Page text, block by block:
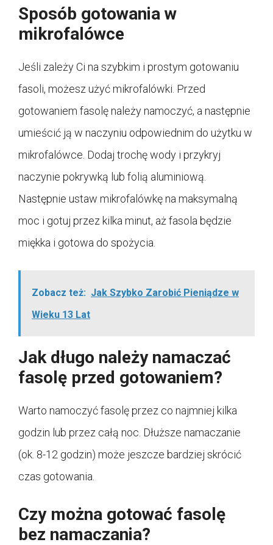
Sposób gotowania w
mikrofalówce
Jeśli zależy Ci na szybkim i prostym gotowaniu
fasoli, możesz użyć mikrofalówki. Przed
gotowaniem fasolę należy namoczyć, a następnie
umieścić ją w naczyniu odpowiednim do użytku w
mikrofalówce. Dodaj trochę wody i przykryj
naczynie pokrywką lub folią aluminiową.
Następnie ustaw mikrofalówkę na maksymalną
moc i gotuj przez kilka minut, aż fasola będzie
miękka i gotowa do spożycia.
Zobacz też: Jak Szybko Zarobić Pieniądze w
Wieku 13 Lat
Jak długo należy namaczać
fasolę przed gotowaniem?
Warto namoczyć fasolę przez co najmniej kilka
godzin lub przez całą noc. Dłuższe namaczanie
(ok. 8-12 godzin) może jeszcze bardziej skrócić
czas gotowania.
Czy można gotować fasolę
bez namaczania?